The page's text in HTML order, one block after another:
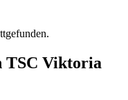
TSC Viktoria